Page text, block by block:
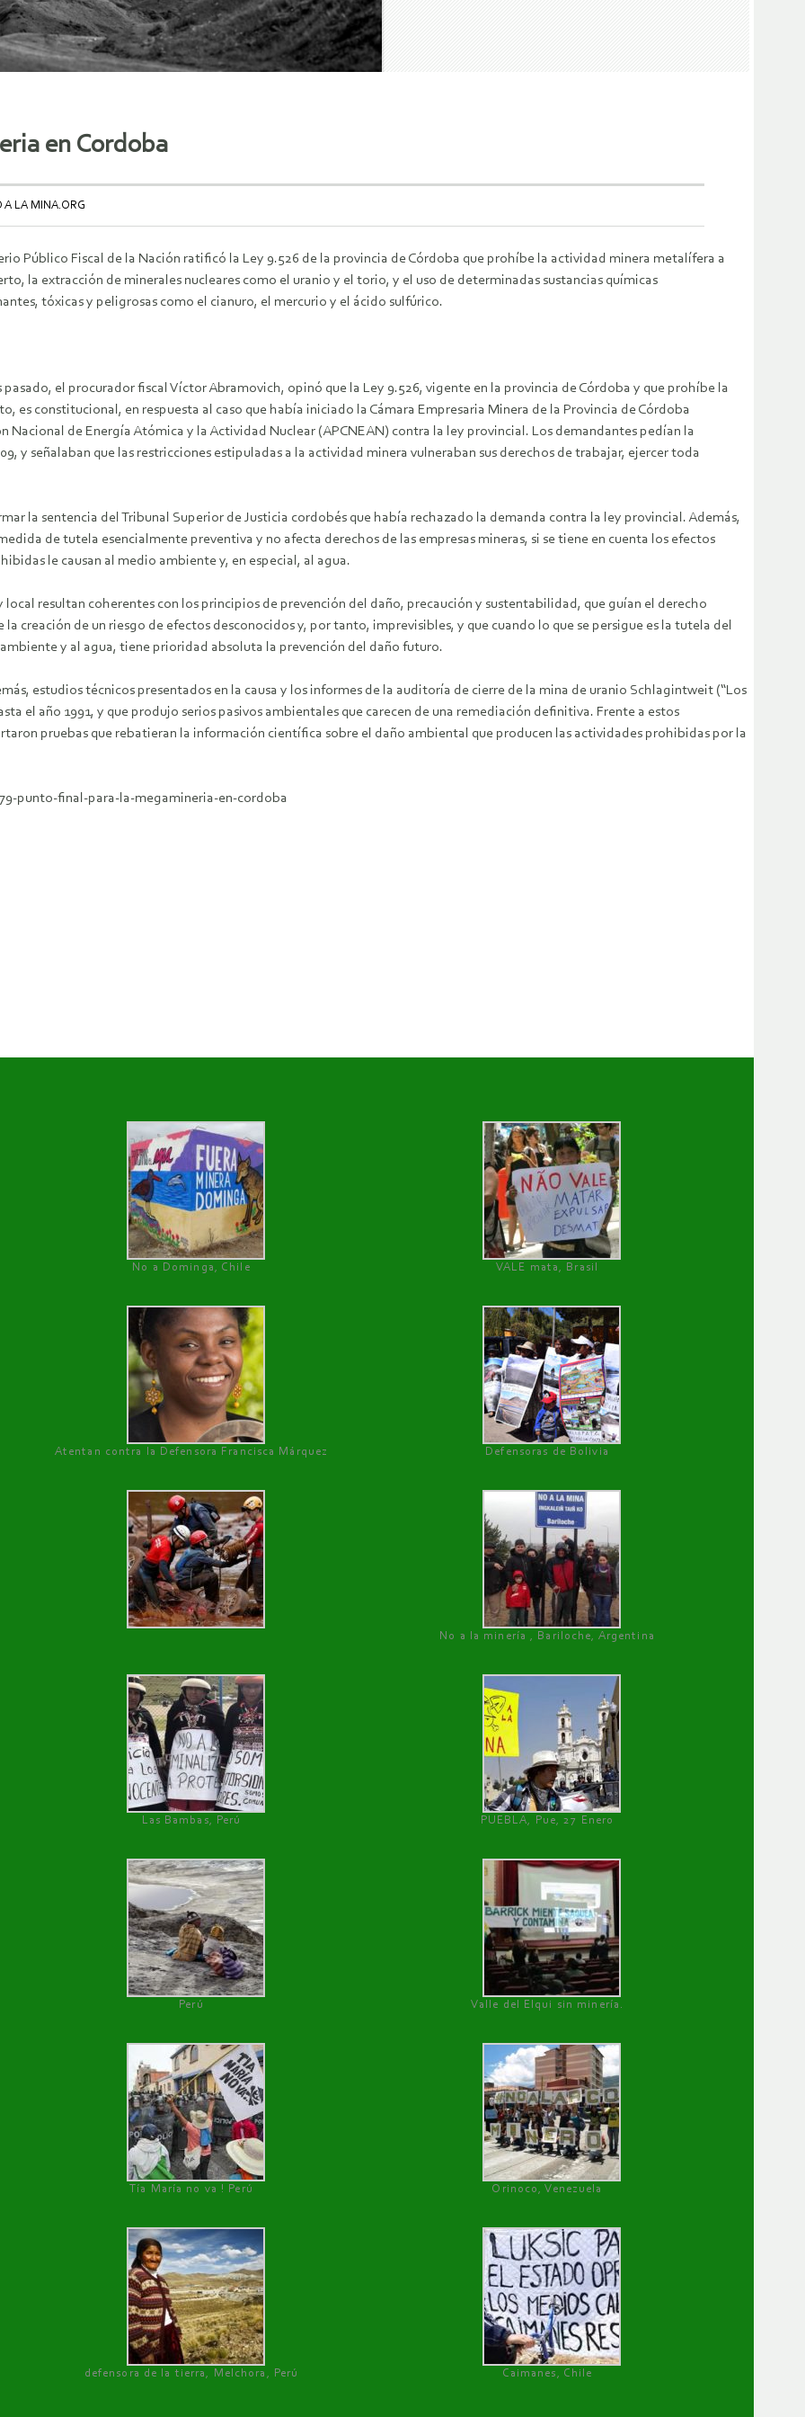
en Cordoba
A LA MINA.ORG
Público Fiscal de la Nación ratificó la Ley 9.526 de la provincia de Córdoba que prohíbe la actividad minera metalífera a
la extracción de minerales nucleares como el uranio y el torio, y el uso de determinadas sustancias químicas
tóxicas y peligrosas como el cianuro, el mercurio y el ácido sulfúrico.
pasado, el procurador fiscal Víctor Abramovich, opinó que la Ley 9.526, vigente en la provincia de Córdoba y que prohíbe la
constitucional, en respuesta al caso que había iniciado la Cámara Empresaria Minera de la Provincia de Córdoba
Nacional de Energía Atómica y la Actividad Nuclear (APCNEAN) contra la ley provincial. Los demandantes pedían la
y señalaban que las restricciones estipuladas a la actividad minera vulneraban sus derechos de trabajar, ejercer toda
la sentencia del Tribunal Superior de Justicia cordobés que había rechazado la demanda contra la ley provincial. Además,
de tutela esencialmente preventiva y no afecta derechos de las empresas mineras, si se tiene en cuenta los efectos
le causan al medio ambiente y, en especial, al agua.
resultan coherentes con los principios de prevención del daño, precaución y sustentabilidad, que guían el derecho
creación de un riesgo de efectos desconocidos y, por tanto, imprevisibles, y que cuando lo que se persigue es la tutela del
y al agua, tiene prioridad absoluta la prevención del daño futuro.
estudios técnicos presentados en la causa y los informes de la auditoría de cierre de la mina de uranio Schlagintweit (“Los
el año 1991, y que produjo serios pasivos ambientales que carecen de una remediación definitiva. Frente a estos
pruebas que rebatieran la información científica sobre el daño ambiental que producen las actividades prohibidas por la
punto-final-para-la-megamineria-en-cordoba
No a Dominga, Chile
VALE mata, Brasil
Atentan contra la Defensora Francisca Márquez Defensoras de Bolivia
No a la minería , Bariloche, Argentina
Las Bambas, Perú PUEBLA, Pue, 27 Enero
Perú Valle del Elqui sin minería.
Tía María no va ! Perú Orinoco, Venezuela
defensora de la tierra, Melchora, Perú Caimanes, Chile